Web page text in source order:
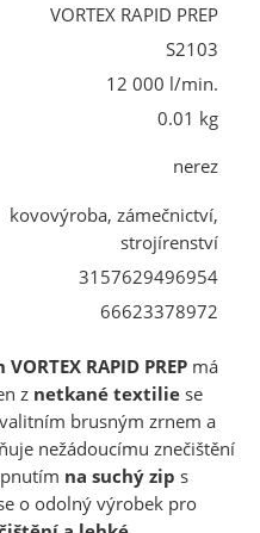
VORTEX RAPID PREP
S2103
12 000 l/min.
0.01 kg
nerez
kovovýroba, zámečnictví,
strojírenství
3157629496954
66623378972
RAPID PREP má
z netkané textiliese
brusným zrnem a
nežádoucímu znečištění
na suchý zip s
o odolný výrobek pro